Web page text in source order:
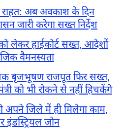
राहत: अब अवकाश के दिन
जारी करेगा सख्त निर्देश
लेकर हाईकोर्ट सख्त, आदेशों
वैमनस्यता
बृजभूषण राजपूत फिर सख्त,
को भी रोकने से नहीं हिचकेंगे
अपने जिले में ही मिलेगा काम,
जोन